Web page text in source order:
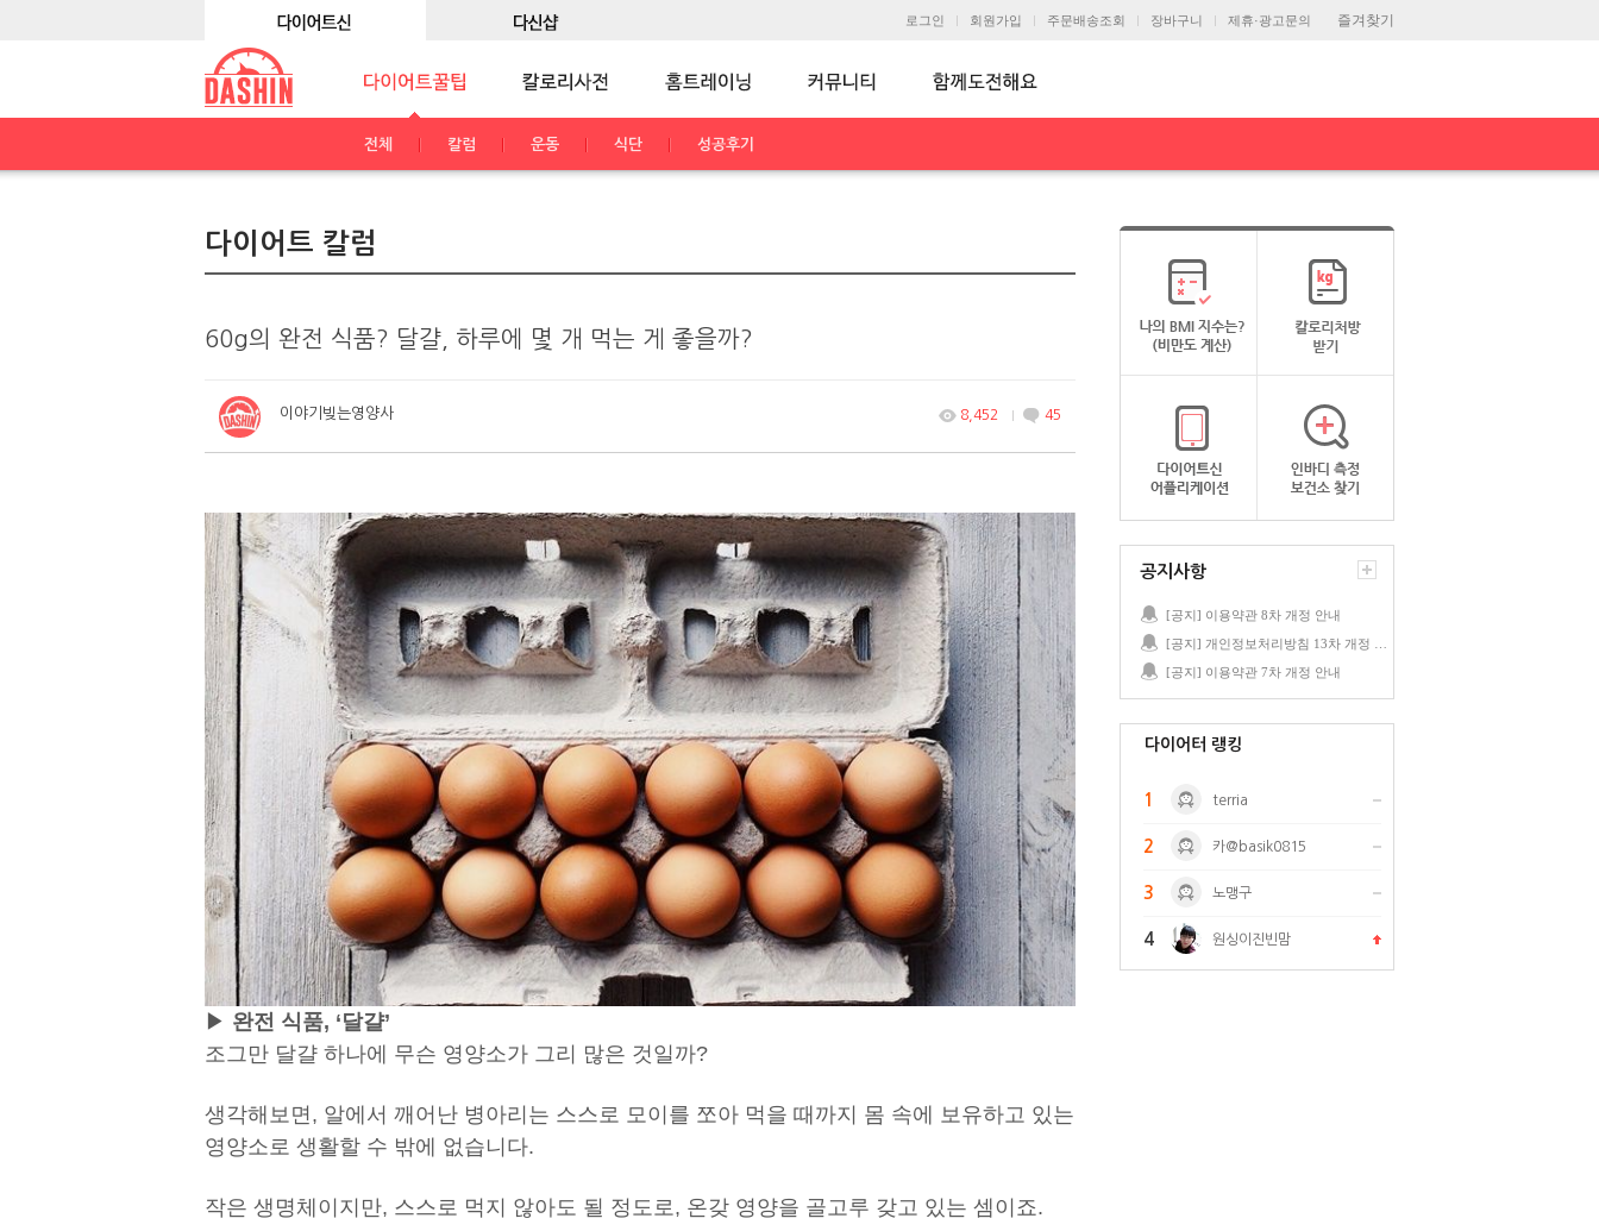
즐겨찾기
로그인 회원가입 주문배송조회 장바구니 제휴·광고문의
전체 칼럼 운동 식단 성공후기
다이어트 칼럼
60g의 완전 식품? 달걀, 하루에 몇 개 먹는 게 좋을까?
이야기빚는영양사 8,452 45
▶ 완전 식품, ‘달걀’
조그만 달걀 하나에 무슨 영양소가 그리 많은 것일까?
생각해보면, 알에서 깨어난 병아리는 스스로 모이를 쪼아 먹을 때까지 몸 속에 보유하고 있는
영양소로 생활할 수 밖에 없습니다.
작은 생명체이지만, 스스로 먹지 않아도 될 정도로, 온갖 영양을 골고루 갖고 있는 셈이죠.
공지사항
[공지] 이용약관 8차 개정 안내
[공지] 이용약관 7차 개정 안내
다이어터 랭킹
1 terria
2 카@basik0815
3 노맹구
4 원싱이진빈맘